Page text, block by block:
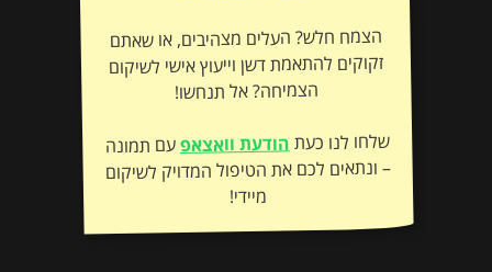
הצמח חלש? העלים מצהיבים, או שאתם
זקוקים להתאמת דשן וייעוץ אישי לשיקום
הצמיחה? אל תנחשו!
שלחו לנו כעתהודעת וואצאפעם תמונה
– ונתאים לכם את הטיפול המדויק לשיקום
מיידי!